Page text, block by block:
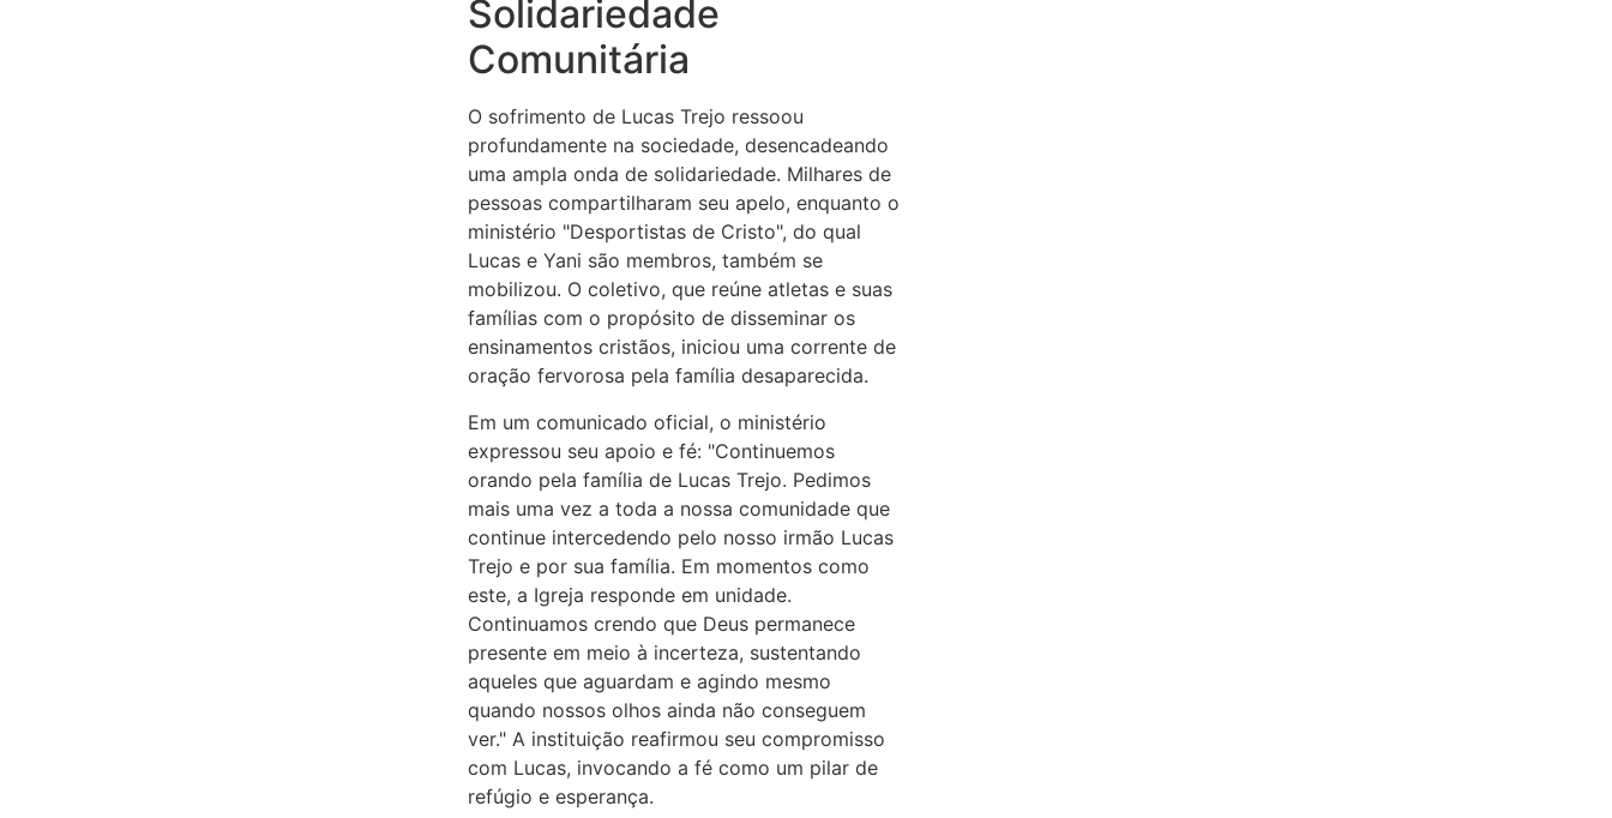
Solidariedade
Comunitária
O sofrimento de Lucas Trejo ressoou
profundamente na sociedade, desencadeando
uma ampla onda de solidariedade. Milhares de
pessoas compartilharam seu apelo, enquanto o
ministério "Desportistas de Cristo", do qual
Lucas e Yani são membros, também se
mobilizou. O coletivo, que reúne atletas e suas
famílias com o propósito de disseminar os
ensinamentos cristãos, iniciou uma corrente de
oração fervorosa pela família desaparecida.
Em um comunicado oficial, o ministério
expressou seu apoio e fé: "Continuemos
orando pela família de Lucas Trejo. Pedimos
mais uma vez a toda a nossa comunidade que
continue intercedendo pelo nosso irmão Lucas
Trejo e por sua família. Em momentos como
este, a Igreja responde em unidade.
Continuamos crendo que Deus permanece
presente em meio à incerteza, sustentando
aqueles que aguardam e agindo mesmo
quando nossos olhos ainda não conseguem
ver." A instituição reafirmou seu compromisso
com Lucas, invocando a fé como um pilar de
refúgio e esperança.